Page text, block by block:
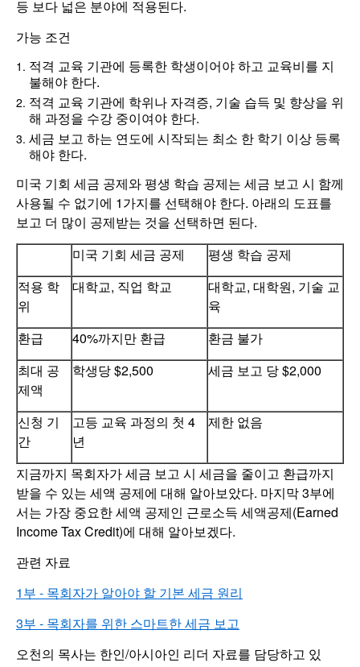
등 보다 넓은 분야에 적용된다.
가능 조건
적격 교육 기관에 등록한 학생이어야 하고 교육비를 지
불해야 한다.
적격 교육 기관에 학위나 자격증, 기술 습득 및 향상을 위
해 과정을 수강 중이여야 한다.
세금 보고 하는 연도에 시작되는 최소 한 학기 이상 등록
해야 한다.
미국 기회 세금 공제와 평생 학습 공제는 세금 보고 시 함께
사용될 수 없기에 1가지를 선택해야 한다. 아래의 도표를
보고 더 많이 공제받는 것을 선택하면 된다.
미국 기회 세금 공제
평생 학습 공제
적용 학
위
대학교, 직업 학교
대학교, 대학원, 기술 교
육
환급
40%까지만 환급
환금 불가
최대 공
제액
학생당 $2,500 세금 보고 당 $2,000
신청 기
간
고등 교육 과정의 첫 4
년
제한 없음
지금까지 목회자가 세금 보고 시 세금을 줄이고 환급까지
받을 수 있는 세액 공제에 대해 알아보았다. 마지막 3부에
서는 가장 중요한 세액 공제인 근로소득 세액공제(Earned
Income Tax Credit)에 대해 알아보겠다.
관련 자료
1부 - 목회자가 알아야 할 기본 세금 원리
3부 - 목회자를 위한 스마트한 세금 보고
오천의 목사는 한인/아시아인 리더 자료를 담당하고 있